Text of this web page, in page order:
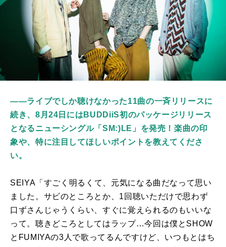
――ライブでしか聴けなかった11曲の一斉リリースに
続き、8月24日にはBUDDiiS初のパッケージリリース
となるニューシングル「SM:)LE」を発売！楽曲の印
象や、特に注目してほしいポイントを教えてくださ
い。
SEIYA「すごく明るくて、元気になる曲だなって思い
ました。サビのところとか、 1 回聴いただけで思わず
口ずさんじゃうくらい、すぐに覚えられるのもいいな
って。聴きどころとしてはラップ…今回は僕と SHOW
と FUMIYAの3 人で歌ってるんですけど、いつもとはち